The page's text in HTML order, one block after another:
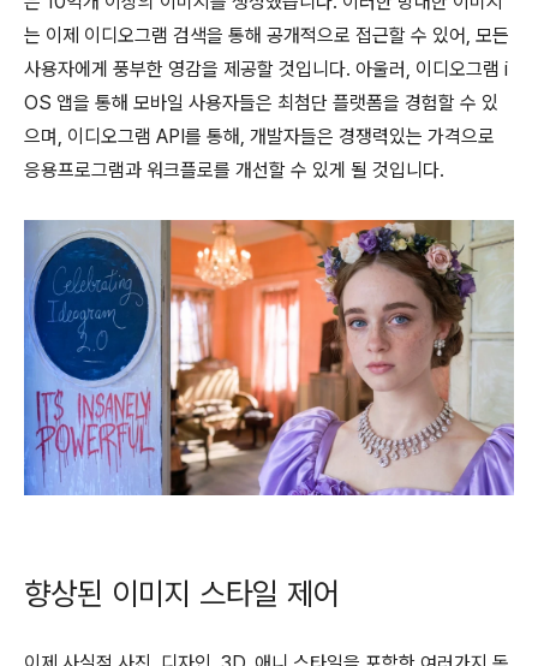
는 이제 이디오그램 검색을 통해 공개적으로 접근할 수 있어, 모든
사용자에게 풍부한 영감을 제공할 것입니다. 아울러, 이디오그램 i
OS 앱을 통해 모바일 사용자들은 최첨단 플랫폼을 경험할 수 있
으며, 이디오그램 API를 통해, 개발자들은 경쟁력있는 가격으로
응용프로그램과 워크플로를 개선할 수 있게 될 것입니다.
향상된 이미지 스타일 제어